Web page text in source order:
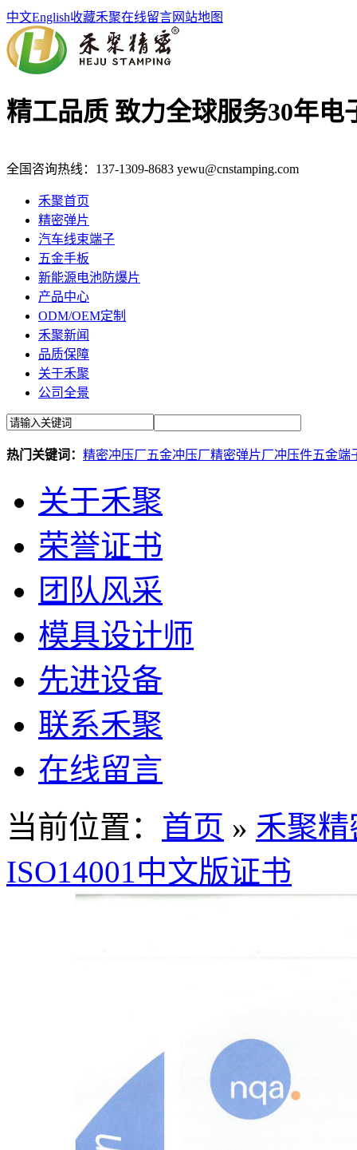
中文English收藏禾聚在线留言网站地图
精工品质 致力全球服务30年电
全国咨询热线： 137-1309-8683 yewu@cnstamping.com
禾聚首页
精密弹片
汽车线束端子
五金手板
新能源电池防爆片
产品中心
ODM/OEM定制
禾聚新闻
品质保障
关于禾聚
公司全景
热门关键词： 精密冲压厂五金冲压厂精密弹片厂冲压件五金端
关于禾聚
荣誉证书
团队风采
模具设计师
先进设备
联系禾聚
在线留言
当前位置： 首页 » 禾聚
ISO14001中文版证书